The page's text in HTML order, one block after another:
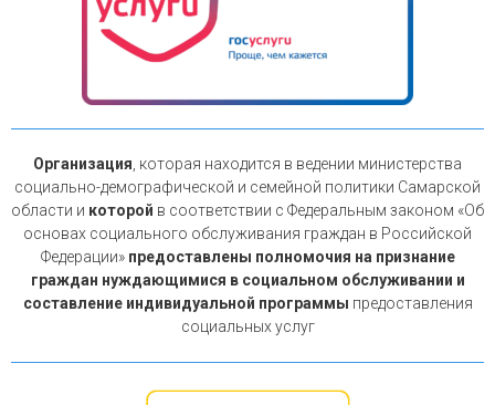
Организация , которая находится в ведении министерства
социально-демографической и семейной политики Самарской
области и которой в соответствии с Федеральным законом «Об
основах социального обслуживания граждан в Российской
Федерации» предоставлены полномочия на признание
граждан нуждающимися в социальном обслуживании и
составление индивидуальной программы предоставления
социальных услуг